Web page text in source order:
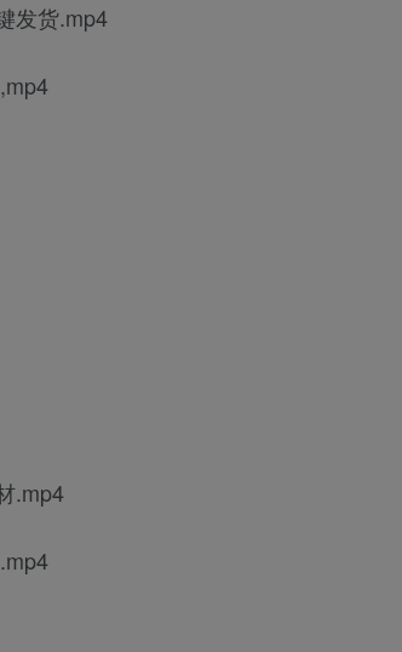
发货.mp4
.mp4